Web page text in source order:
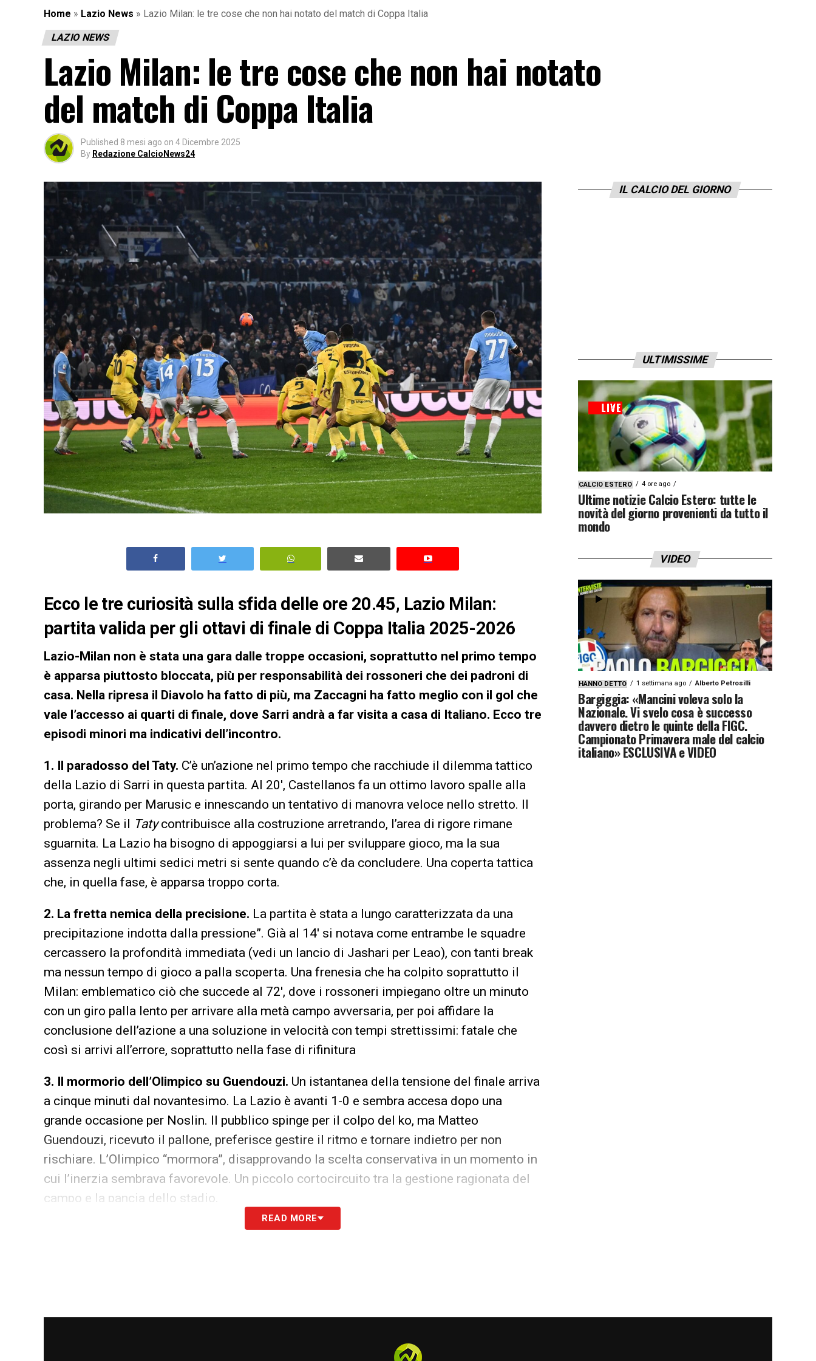
Home » Lazio News » Lazio Milan: le tre cose che non hai notato del match di Coppa Italia
LAZIO NEWS
Lazio Milan: le tre cose che non hai notato
del match di Coppa Italia
Published 8 mesi ago on 4 Dicembre 2025
By Redazione CalcioNews24
Ecco le tre curiosità sulla sfida delle ore 20.45, Lazio Milan:
partita valida per gli ottavi di finale di Coppa Italia 2025-2026
Lazio-Milan non è stata una gara dalle troppe occasioni, soprattutto nel primo tempo
è apparsa piuttosto bloccata, più per responsabilità dei rossoneri che dei padroni di
casa. Nella ripresa il Diavolo ha fatto di più, ma Zaccagni ha fatto meglio con il gol che
vale l’accesso ai quarti di finale, dove Sarri andrà a far visita a casa di Italiano. Ecco tre
episodi minori ma indicativi dell’incontro.
1. Il paradosso del Taty. C’è un’azione nel primo tempo che racchiude il dilemma tattico
della Lazio di Sarri in questa partita. Al 20′, Castellanos fa un ottimo lavoro spalle alla
porta, girando per Marusic e innescando un tentativo di manovra veloce nello stretto. Il
problema? Se il Tatycontribuisce alla costruzione arretrando, l’area di rigore rimane
sguarnita. La Lazio ha bisogno di appoggiarsi a lui per sviluppare gioco, ma la sua
assenza negli ultimi sedici metri si sente quando c’è da concludere. Una coperta tattica
che, in quella fase, è apparsa troppo corta.
2. La fretta nemica della precisione. La partita è stata a lungo caratterizzata da una
precipitazione indotta dalla pressione”. Già al 14′ si notava come entrambe le squadre
cercassero la profondità immediata (vedi un lancio di Jashari per Leao), con tanti break
ma nessun tempo di gioco a palla scoperta. Una frenesia che ha colpito soprattutto il
Milan: emblematico ciò che succede al 72′, dove i rossoneri impiegano oltre un minuto
con un giro palla lento per arrivare alla metà campo avversaria, per poi affidare la
conclusione dell’azione a una soluzione in velocità con tempi strettissimi: fatale che
così si arrivi all’errore, soprattutto nella fase di rifinitura
3. Il mormorio dell’Olimpico su Guendouzi. Un istantanea della tensione del finale arriva
a cinque minuti dal novantesimo. La Lazio è avanti 1-0 e sembra accesa dopo una
grande occasione per Noslin. Il pubblico spinge per il colpo del ko, ma Matteo
Guendouzi, ricevuto il pallone, preferisce gestire il ritmo e tornare indietro per non
rischiare. L’Olimpico “mormora”, disapprovando la scelta conservativa in un momento in
cui l’inerzia sembrava favorevole. Un piccolo cortocircuito tra la gestione ragionata del
campo e la pancia dello stadio.
Tabellone Coppa Italia 2025/2026: date, turni, partite e risultati
READ MORE
IL CALCIO DEL GIORNO
ULTIMISSIME
CALCIO ESTERO 4 ore ago
Ultime notizie Calcio Estero: tutte le
novità del giorno provenienti da tutto il
mondo
VIDEO
HANNO DETTO 1 settimana ago Alberto Petrosilli
Bargiggia: «Mancini voleva solo la
Nazionale. Vi svelo cosa è successo
davvero dietro le quinte della FIGC.
Campionato Primavera male del calcio
italiano» ESCLUSIVA e VIDEO